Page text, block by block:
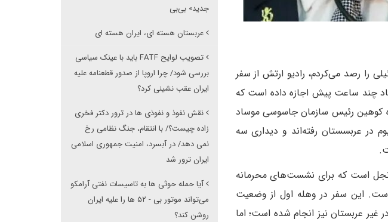
را رصد می‌کردم، رادیو ارتش از سفر
چند ساعت پیش اجازه داده است که
کوهین رئیس سازمان جاسوسی موساد
در عربسستان رفته‌اند و دیداری سه
انجل است که برای نشست‌های محرمانه
است. این سفر در وهله اول از وضعیت
غیر عربستان نیز انجام شده است؛ اما
جدید» بی‌بی
عربستان هسته ای، ایران هسته ای
تصویب لوایح FATF باید با عینک سیاسی
بررسی شود/ چرا اروپا از صدور قطعنامه علیه
ایران عقب نشینی کرد؟
نقش نفوذ و نفوذی ها در ترور دکتر فخری
زاده چیست؟/ با انتقام، جنگ نظامی رخ
نمی دهد/ در آبسرد، امنیت جمهوری اسلامی
ایران ترور شد
آیا حمله حوثی ها به تاسیسات نفتی آرامکو
می‌تواند موتور بی - ۵۲ ها را علیه ایران
روشن کند؟